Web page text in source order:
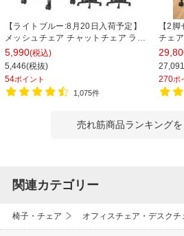
【ライトブルー:8月20日入荷予定】
メッシュチェア チャットチェア ラン
バーサポート オフィスチェア デスク
チェア 会議椅子 幅580×奥行580×高
さ835-930mm
5,990(税込)
5,446(税抜)
54ポイント
1,075件
【2
チェ
ー付
565×
大人
ア
270ポ
売れ筋商品ランキング
関連カテゴリー
椅子・チェア オフィスチェア・デスクチ